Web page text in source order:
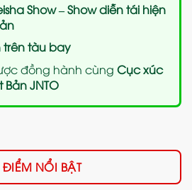
Show – Show diễn tái hiện
trên tàu bay
đồng hành cùng Cục xúc
JNTO
ĐIỂM NỔI BẬT